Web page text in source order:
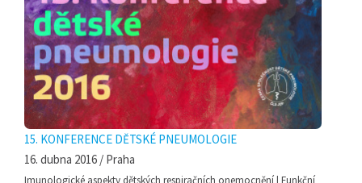
15. KONFERENCE DĚTSKÉ PNEUMOLOGIE
16. dubna 2016 / Praha
Imunologické aspekty dětských respiračních onemocnění | Funkční